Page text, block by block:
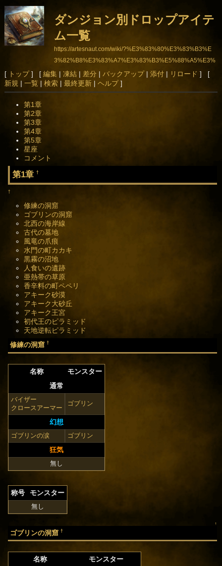
ダンジョン別ドロップアイテ
ム一覧
https://artesnaut.com/wiki/?%E3%83%80%E3%83%B3%E
3%82%B8%E3%83%A7%E3%83%B3%E5%88%A5%E3%
83%89%E3%83%AD%E3%83%83%E3%83%97%E3%8
2%A2%E3%82%A4%E3%83%86%E3%83%A0%E4%B8%
80%E8%A6%A7
[ トップ] [ 編集| 凍結 | 差分 | バックアップ| 添付| リロード ] [
新規 | 一覧| 検索| 最終更新| ヘルプ]
第1章
第2章
第3章
第4章
第5章
星座
コメント
第1章 †
†
修練の洞窟
ゴブリンの洞窟
北西の海岸線
古代の墓地
風竜の爪痕
水門の町カカキ
黒霧の沼地
人食いの遺跡
亜熱帯の草原
香辛料の町ペペリ
アキーク砂漠
アキーク大砂丘
アキーク王宮
初代王のピラミッド
天地逆転ピラミッド
修練の洞窟 †
名称
モンスター
通常
バイザー
クロースアーマー
ゴブリン
幻想
ゴブリンの涙 ゴブリン
狂気
無し
称号 モンスター
無し
↑
ゴブリンの洞窟 †
名称
モンスター